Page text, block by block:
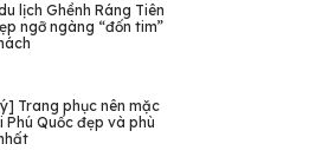
lịch Ghềnh Ráng Tiên
ngỡ ngàng “đốn tim”
Trang phục nên mặc
Phú Quốc đẹp và phù